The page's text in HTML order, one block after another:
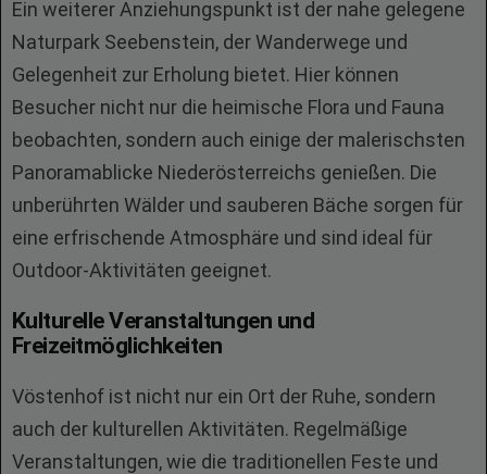
Ein weiterer Anziehungspunkt ist der nahe gelegene
Naturpark Seebenstein, der Wanderwege und
Gelegenheit zur Erholung bietet. Hier können
Besucher nicht nur die heimische Flora und Fauna
beobachten, sondern auch einige der malerischsten
Panoramablicke Niederösterreichs genießen. Die
unberührten Wälder und sauberen Bäche sorgen für
eine erfrischende Atmosphäre und sind ideal für
Outdoor-Aktivitäten geeignet.
Kulturelle Veranstaltungen und
Freizeitmöglichkeiten
Vöstenhof ist nicht nur ein Ort der Ruhe, sondern
auch der kulturellen Aktivitäten. Regelmäßige
Veranstaltungen, wie die traditionellen Feste und